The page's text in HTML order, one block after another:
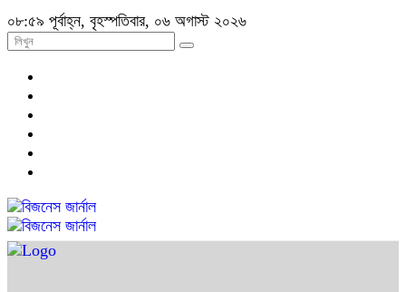
০৮:৫৯ পূর্বাহ্ন, বৃহস্পতিবার, ০৬ অগাস্ট ২০২৬